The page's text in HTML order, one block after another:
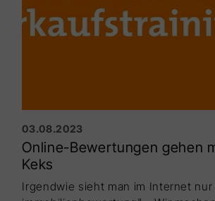
Satz haben sie die volle
03.08.2023
Online-Bewertungen gehen
Keks
Irgendwie sieht man im Internet